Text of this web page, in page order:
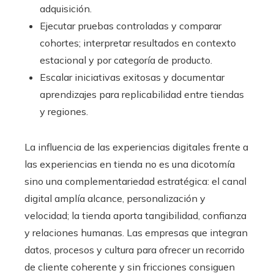
adquisición.
Ejecutar pruebas controladas y comparar
cohortes; interpretar resultados en contexto
estacional y por categoría de producto.
Escalar iniciativas exitosas y documentar
aprendizajes para replicabilidad entre tiendas
y regiones.
La influencia de las experiencias digitales frente a
las experiencias en tienda no es una dicotomía
sino una complementariedad estratégica: el canal
digital amplía alcance, personalización y
velocidad; la tienda aporta tangibilidad, confianza
y relaciones humanas. Las empresas que integran
datos, procesos y cultura para ofrecer un recorrido
de cliente coherente y sin fricciones consiguen